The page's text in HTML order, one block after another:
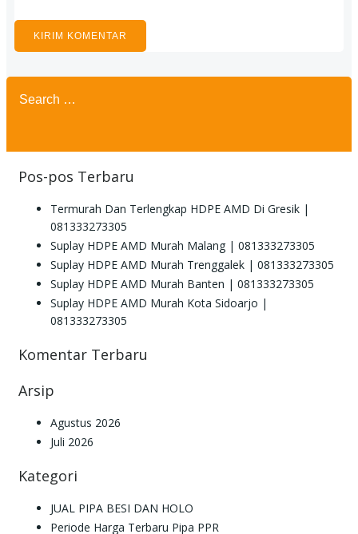
Search
for:
Pos-pos Terbaru
Termurah Dan Terlengkap HDPE AMD Di Gresik |
081333273305
Suplay HDPE AMD Murah Malang | 081333273305
Suplay HDPE AMD Murah Trenggalek | 081333273305
Suplay HDPE AMD Murah Banten | 081333273305
Suplay HDPE AMD Murah Kota Sidoarjo |
081333273305
Komentar Terbaru
Arsip
Agustus 2026
Juli 2026
Kategori
JUAL PIPA BESI DAN HOLO
Periode Harga Terbaru Pipa PPR